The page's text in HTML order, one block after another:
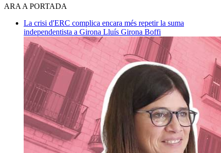
ARA A PORTADA
La crisi d'ERC complica encara més repetir la suma
independentista a Girona Lluís Girona Boffi